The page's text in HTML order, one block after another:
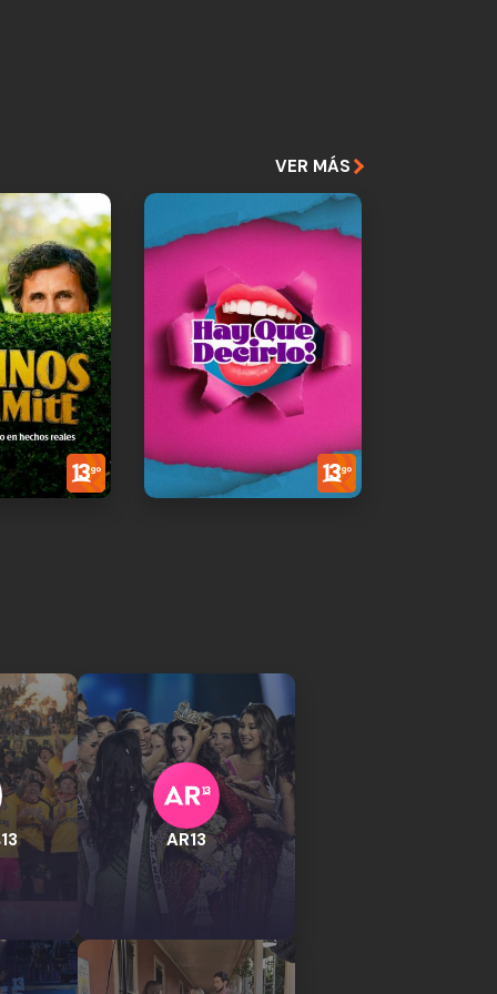
VER MÁS
AR13